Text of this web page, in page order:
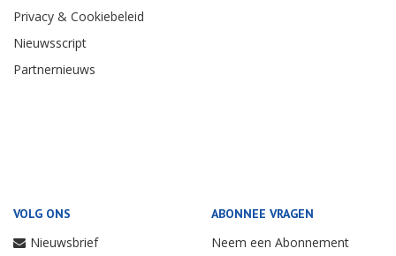
Privacy & Cookiebeleid
Nieuwsscript
Partnernieuws
VOLG ONS
Nieuwsbrief
ABONNEE VRAGEN
Neem een Abonnement